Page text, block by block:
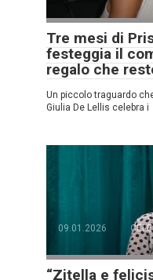
Tre mesi di
festeggia il
regalo che
Un piccolo traguardo
Giulia De Lellis celebra i
09.01.2026
“Zitella e